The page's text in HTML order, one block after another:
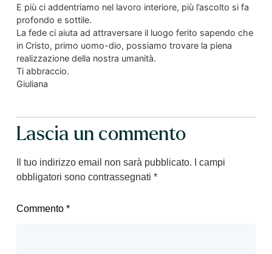
E più ci addentriamo nel lavoro interiore, più l’ascolto si fa
profondo e sottile.
La fede ci aiuta ad attraversare il luogo ferito sapendo che
in Cristo, primo uomo-dio, possiamo trovare la piena
realizzazione della nostra umanità.
Ti abbraccio.
Giuliana
Lascia un commento
Il tuo indirizzo email non sarà pubblicato.
I campi
obbligatori sono contrassegnati *
Commento *